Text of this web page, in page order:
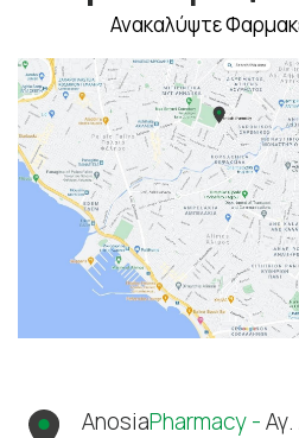
Ανακαλύψτε
AnosiaPharmacy -